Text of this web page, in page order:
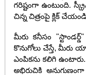
గరిష్టంగా ఉంటుంది.
చిన్న చిత్రంపై క్లిక్
మీరు కనీసం
కొనుగోలు చేస్తే, మీరు
ఎంపికను కలిగి
అభిరుచికి